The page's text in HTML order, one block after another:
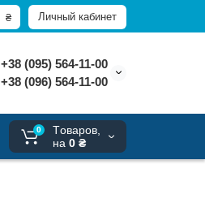
Личный кабинет
₴
+38 (095) 564-11-00
+38 (096) 564-11-00
0
Tоваров,
на 0 ₴